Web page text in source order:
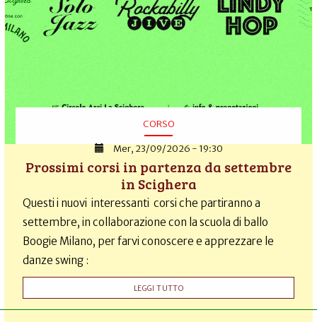
CORSO
Mer, 23/09/2026 - 19:30
Prossimi corsi in partenza da settembre
in Scighera
Questi i nuovi interessanti corsi che partiranno a
settembre, in collaborazione con la scuola di ballo
Boogie Milano, per farvi conoscere e apprezzare le
danze swing :
LEGGI TUTTO